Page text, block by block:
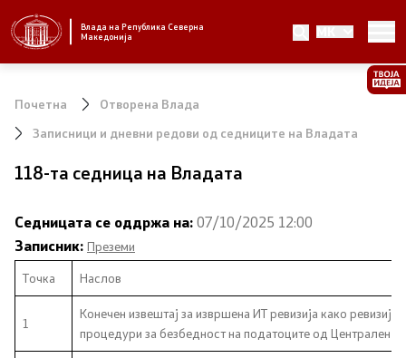
Влада на Република Северна
Македонија
MK
Стратешки приоритети и програма
Планови за реформски приоритети
Завршени планови
Стратешки план на Генералниот секретаријат
Национални стратегии
Влада
Почетна
Отворена Влада
Записници и дневни редови од седниците на Владата
118-та седница на Владата
Седницата се оддржа на:07/10/2025 12:00
Записник: Преземи
Точка
Наслов
1
Конечен извештај за извршена ИТ ревизија како ревизија
процедури за безбедност на податоците од Централен